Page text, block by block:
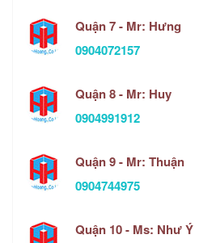
Quận 7 - Mr: Hưng
0904072157
Quận 8 - Mr: Huy
0904991912
Quận 9 - Mr: Thuận
0904744975
Quận 10 - Ms: Như Ý